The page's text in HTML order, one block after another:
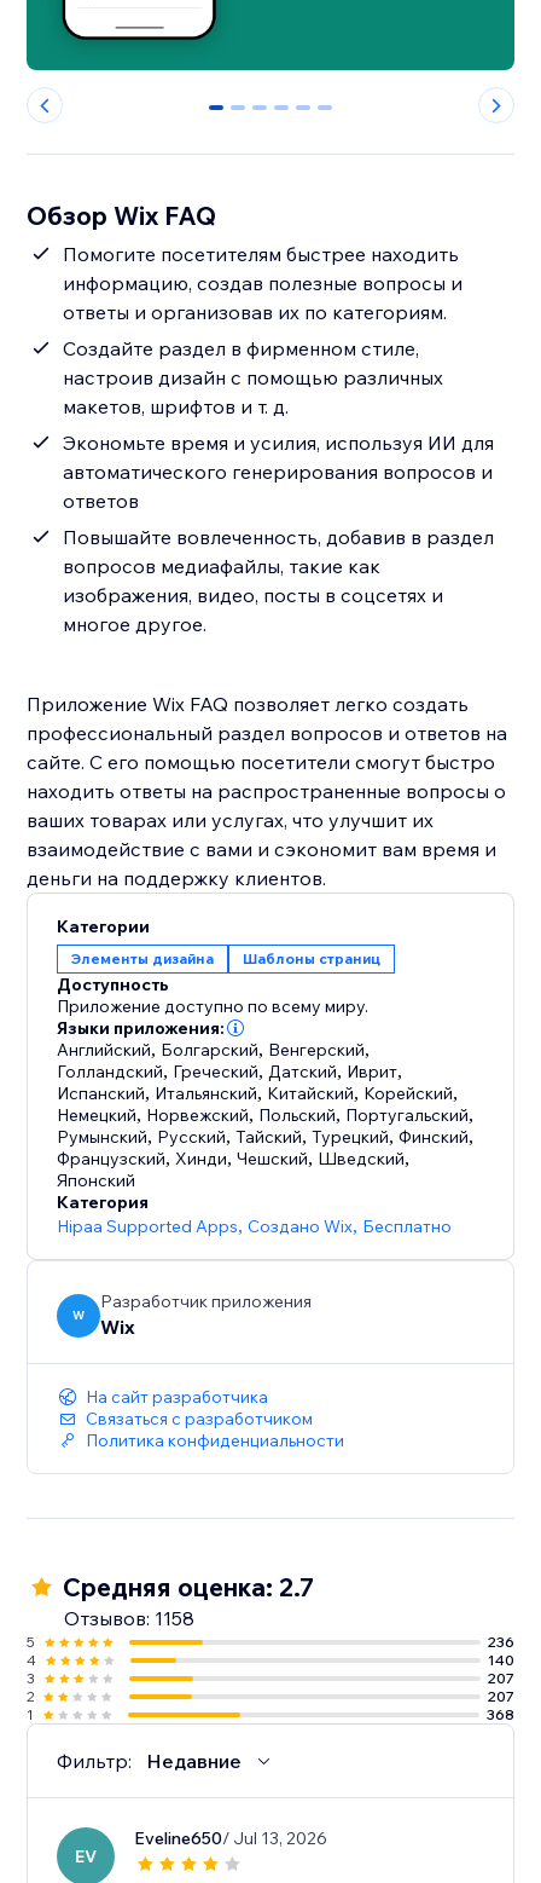
0 1 2 3 4 5
Обзор Wix FAQ
Помогите посетителям быстрее находить
информацию, создав полезные вопросы и
ответы и организовав их по категориям.
Создайте раздел в фирменном стиле,
настроив дизайн с помощью различных
макетов, шрифтов и т. д.
Экономьте время и усилия, используя ИИ для
автоматического генерирования вопросов и
ответов
Повышайте вовлеченность, добавив в раздел
вопросов медиафайлы, такие как
изображения, видео, посты в соцсетях и
многое другое.
Приложение Wix FAQ позволяет легко создать
профессиональный раздел вопросов и ответов на
сайте. С его помощью посетители смогут быстро
находить ответы на распространенные вопросы о
ваших товарах или услугах, что улучшит их
взаимодействие с вами и сэкономит вам время и
деньги на поддержку клиентов.
Категории
Элементы дизайна Шаблоны страниц
Доступность
Приложение доступно по всему миру.
Языки приложения:
Английский, Болгарский, Венгерский,
Голландский, Греческий, Датский, Иврит,
Испанский, Итальянский, Китайский, Корейский,
Немецкий, Норвежский, Польский, Португальский,
Румынский, Русский,Тайский,Турецкий,Финский,
Французский, Хинди,Чешский, Шведский,
Японский
Категория
Hipaa Supported Apps,Создано Wix, Бесплатно
W
Разработчик приложения
Wix
На сайт разработчика
Связаться с разработчиком
Политика конфиденциальности
Средняя оценка: 2.7
Отзывов: 1158
5
236
4
140
3
207
2
207
1
368
Фильтр: Недавние
EV
Eveline650/ Jul 13, 2026